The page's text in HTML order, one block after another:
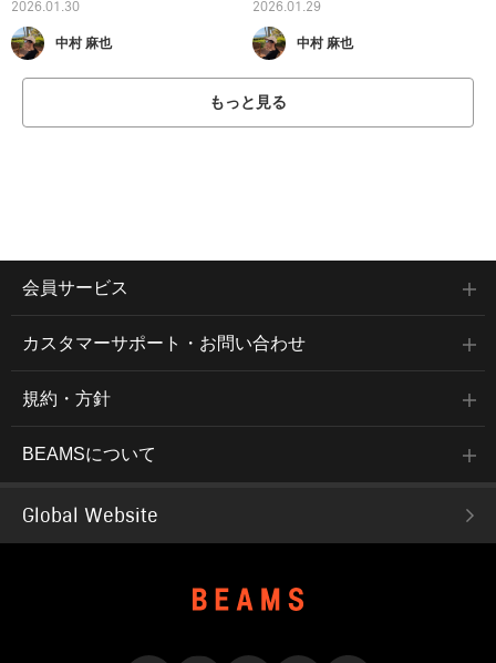
2026.01.30
中村 麻也
2026.01.29
中村 麻也
もっと見る
会員サービス
カスタマーサポート・お問い合わせ
規約・方針
BEAMSについて
Global Website